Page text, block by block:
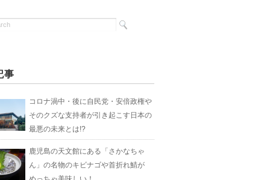
事
コロナ渦中・後に自民党・安倍政権や
そのクズな支持者が引き起こす日本の
最悪の未来とは!?
鹿児島の天文館にある「さかなちゃ
ん」の名物のキビナゴや首折れ鯖が